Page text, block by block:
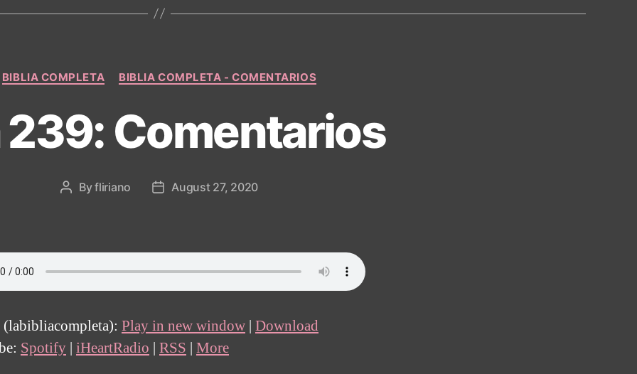
Categories
BIBLIA COMPLETA BIBLIA COMPLETA - COMENTARIOS
239: Comentarios
Post
Byfliriano
PostAugust 27, 2020
(labibliacompleta): Play in new window | Download
Spotify | iHeartRadio | RSS | More